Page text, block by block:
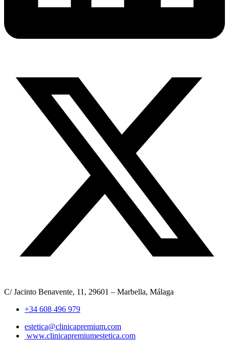
C/ Jacinto Benavente, 11, 29601 – Marbella, Málaga​
+34 608 496 979
estetica@clinicapremium.com
www.clinicapremiumestetica.com